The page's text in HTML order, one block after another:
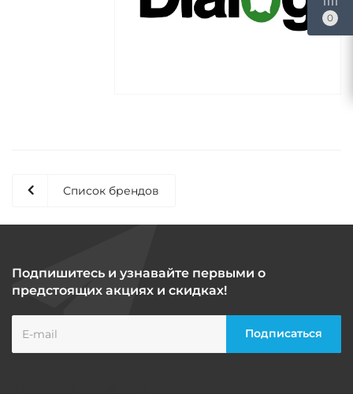
Список брендов
Подпишитесь и узнавайте первыми о
предстоящих акциях и скидках!
0